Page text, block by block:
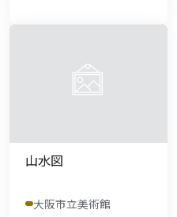
山水図
大阪市立美術館